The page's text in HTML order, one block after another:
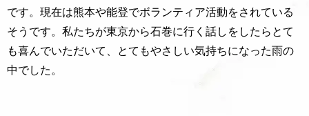
です。現在は熊本や能登でボランティア活動をされている
そうです。私たちが東京から石巻に行く話しをしたらとて
も喜んでいただいて、とてもやさしい気持ちになった雨の
中でした。